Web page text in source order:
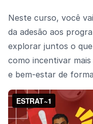
Neste curso, você
da adesão aos
explorar juntos o
como incentivar
e bem-estar de